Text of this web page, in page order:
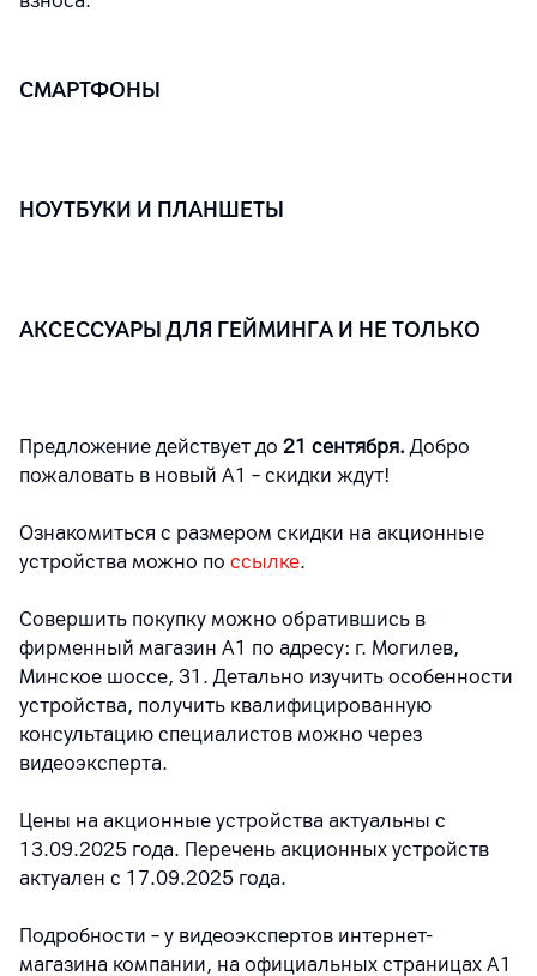
СМАРТФОНЫ
НОУТБУКИ И ПЛАНШЕТЫ
АКСЕССУАРЫ ДЛЯ ГЕЙМИНГА И НЕ ТОЛЬКО
Предложение действует до 21 сентября.Добро
пожаловать в новый A1 – скидки ждут!
Ознакомиться с размером скидки на акционные
устройства можно по ссылке.
Совершить покупку можно обратившись в
фирменный магазин А1 по адресу: г. Могилев,
Минское шоссе, 31. Детально изучить особенности
устройства, получить квалифицированную
консультацию специалистов можно через
видеоэксперта.
Цены на акционные устройства актуальны с
13.09.2025 года. Перечень акционных устройств
актуален с 17.09.2025 года.
Подробности – у видеоэкспертов интернет-
магазина компании, на официальных страницах A1